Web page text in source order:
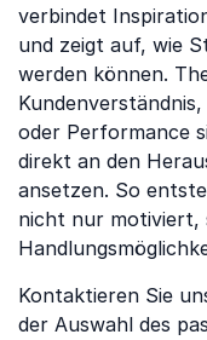
verbindet
und zeigt auf, wie
werden können.
oder Performance
direkt an den
ansetzen. So
nicht nur motiviert,
Kontaktieren Sie
der Auswahl des